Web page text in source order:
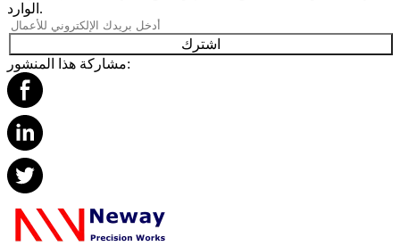
الوارد.
اشترك
مشاركة هذا المنشور: